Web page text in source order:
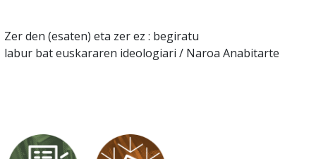
Zer den (esaten) eta zer ez : begiratu
labur bat euskararen ideologiari / Naroa Anabitarte